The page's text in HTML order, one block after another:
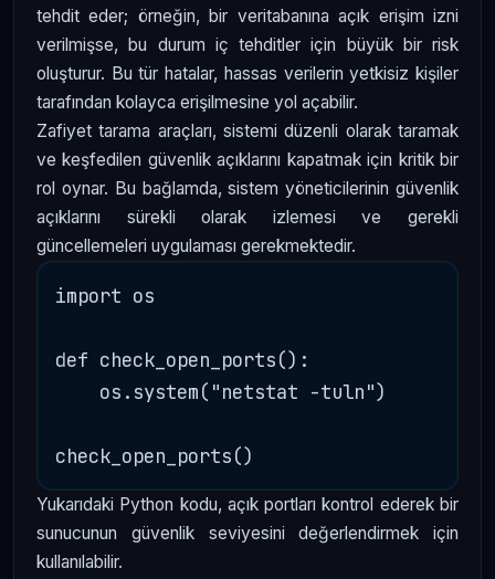
tehdit eder; örneğin, bir veritabanına açık erişim izni
verilmişse, bu durum iç tehditler için büyük bir risk
oluşturur. Bu tür hatalar, hassas verilerin yetkisiz kişiler
tarafından kolayca erişilmesine yol açabilir.
Zafiyet tarama araçları, sistemi düzenli olarak taramak
ve keşfedilen güvenlik açıklarını kapatmak için kritik bir
rol oynar. Bu bağlamda, sistem yöneticilerinin güvenlik
açıklarını sürekli olarak izlemesi ve gerekli
güncellemeleri uygulaması gerekmektedir.
import os
def check_open_ports():
    os.system("netstat -tuln")
Yukarıdaki Python kodu, açık portları kontrol ederek bir
sunucunun güvenlik seviyesini değerlendirmek için
kullanılabilir.